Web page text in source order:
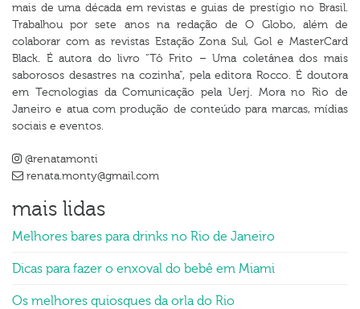
mais de uma década em revistas e guias de prestígio no Brasil.
Trabalhou por sete anos na redação de O Globo, além de
colaborar com as revistas Estação Zona Sul, Gol e MasterCard
Black. É autora do livro “Tô Frito – Uma coletânea dos mais
saborosos desastres na cozinha”, pela editora Rocco. É doutora
em Tecnologias da Comunicação pela Uerj. Mora no Rio de
Janeiro e atua com produção de conteúdo para marcas, mídias
sociais e eventos.
@renatamonti
renata.monty@gmail.com
mais lidas
Melhores bares para drinks no Rio de Janeiro
Dicas para fazer o enxoval do bebê em Miami
Os melhores quiosques da orla do Rio